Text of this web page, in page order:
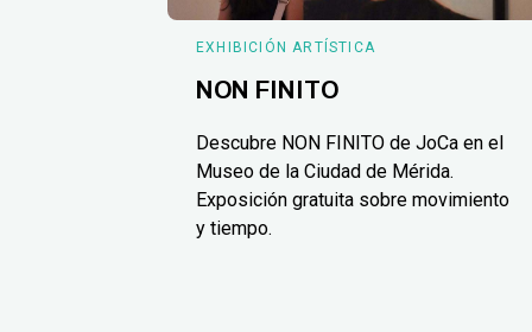
EXHIBICIÓN ARTÍSTICA
NON FINITO
Descubre NON FINITO de JoCa en el
Museo de la Ciudad de Mérida.
Exposición gratuita sobre movimiento
y tiempo.